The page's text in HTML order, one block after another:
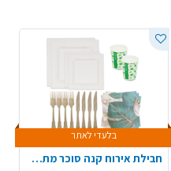
בלעדי לאתר
חבילת אירוח קנה סוכר מתכלה 20 סועדים - מרובע